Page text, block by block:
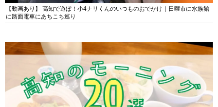
【動画あり】 高知で遊ぼ！小4ナリくんのいつものおでかけ｜日曜市に水族館
に路面電車にあちこち巡り